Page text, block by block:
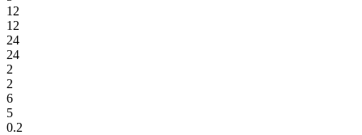
12
12
24
24
2
2
6
5
0.2